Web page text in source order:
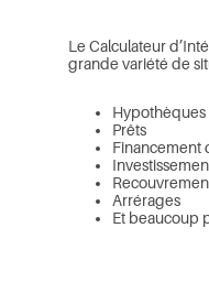
Le Calculateur
grande variété de
Hypothèques
Prêts
Financement
Arrérages
Et beaucoup